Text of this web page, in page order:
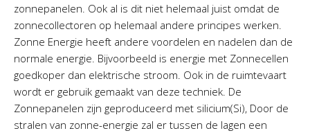
zonnepanelen. Ook al is dit niet helemaal juist omdat de
zonnecollectoren op helemaal andere principes werken.
Zonne Energie heeft andere voordelen en nadelen dan de
normale energie. Bijvoorbeeld is energie met Zonnecellen
goedkoper dan elektrische stroom. Ook in de ruimtevaart
wordt er gebruik gemaakt van deze techniek. De
Zonnepanelen zijn geproduceerd met silicium(Si), Door de
stralen van zonne-energie zal er tussen de lagen een